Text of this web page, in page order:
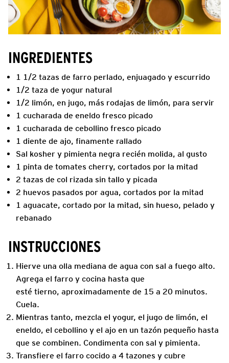
INGREDIENTES
1 1/2 tazas de farro perlado, enjuagado y escurrido
1/2 taza de yogur natural
1/2 limón, en jugo, más rodajas de limón, para servir
1 cucharada de eneldo fresco picado
1 cucharada de cebollino fresco picado
1 diente de ajo, finamente rallado
Sal kosher y pimienta negra recién molida, al gusto
1 pinta de tomates cherry, cortados por la mitad
2 tazas de col rizada sin tallo y picada
2 huevos pasados por agua, cortados por la mitad
1 aguacate, cortado por la mitad, sin hueso, pelado y
rebanado
INSTRUCCIONES
Hierve una olla mediana de agua con sal a fuego alto.
Agrega el farro y cocina hasta que
esté tierno, aproximadamente de 15 a 20 minutos.
Cuela.
Mientras tanto, mezcla el yogur, el jugo de limón, el
eneldo, el cebollino y el ajo en un tazón pequeño hasta
que se combinen. Condimenta con sal y pimienta.
Transfiere el farro cocido a 4 tazones y cubre